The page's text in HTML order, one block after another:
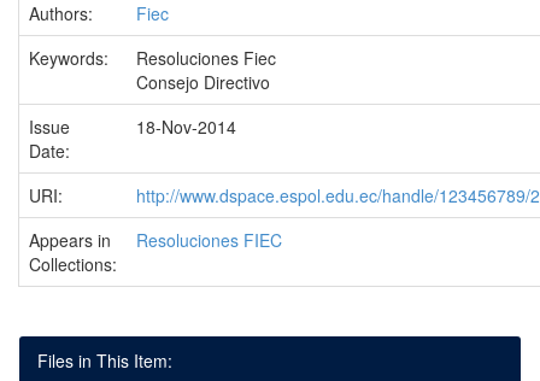
Authors:
Fiec
Keywords:
Resoluciones Fiec
Consejo Directivo
Issue
Date:
18-Nov-2014
URI:
http://www.dspace.espol.edu.ec/handle/123456789/
Appears in
Collections:
Resoluciones FIEC
Files in This Item: